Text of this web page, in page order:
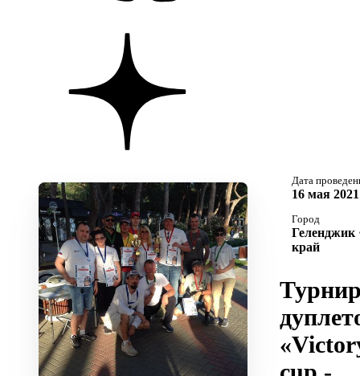
Дата
16 мая
Город
Геленджик
край